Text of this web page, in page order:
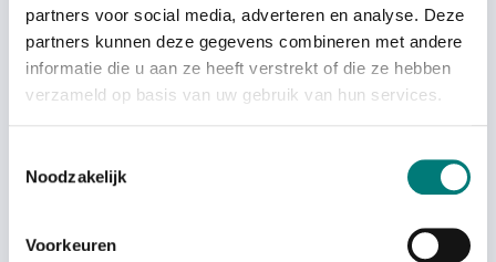
partners voor social media, adverteren en analyse. Deze
partners kunnen deze gegevens combineren met andere
informatie die u aan ze heeft verstrekt of die ze hebben
verzameld op basis van uw gebruik van hun services.
Noodzakelijk
Voorkeuren
Akerstroms® Sesam 800
RXD receiver
From€313,37